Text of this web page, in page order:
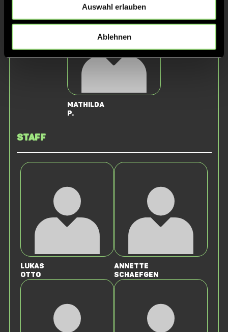
Auswahl erlauben
Ablehnen
Mathilda
P.
Staff
Lukas
Otto
Annette
Schaefgen